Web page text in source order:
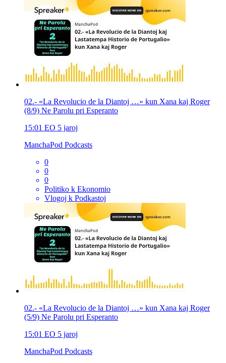
02.- «La Revolucio de la Diantoj …» kun Xana kaj Roger
(8/9) Ne Parolu pri Esperanto
15:01 EO 5 jaroj
ManchaPod Podcasts
0
0
0
Politiko k Ekonomio
Vlogoj k Podkastoj
02.- «La Revolucio de la Diantoj …» kun Xana kaj Roger
(5/9) Ne Parolu pri Esperanto
15:01 EO 5 jaroj
ManchaPod Podcasts